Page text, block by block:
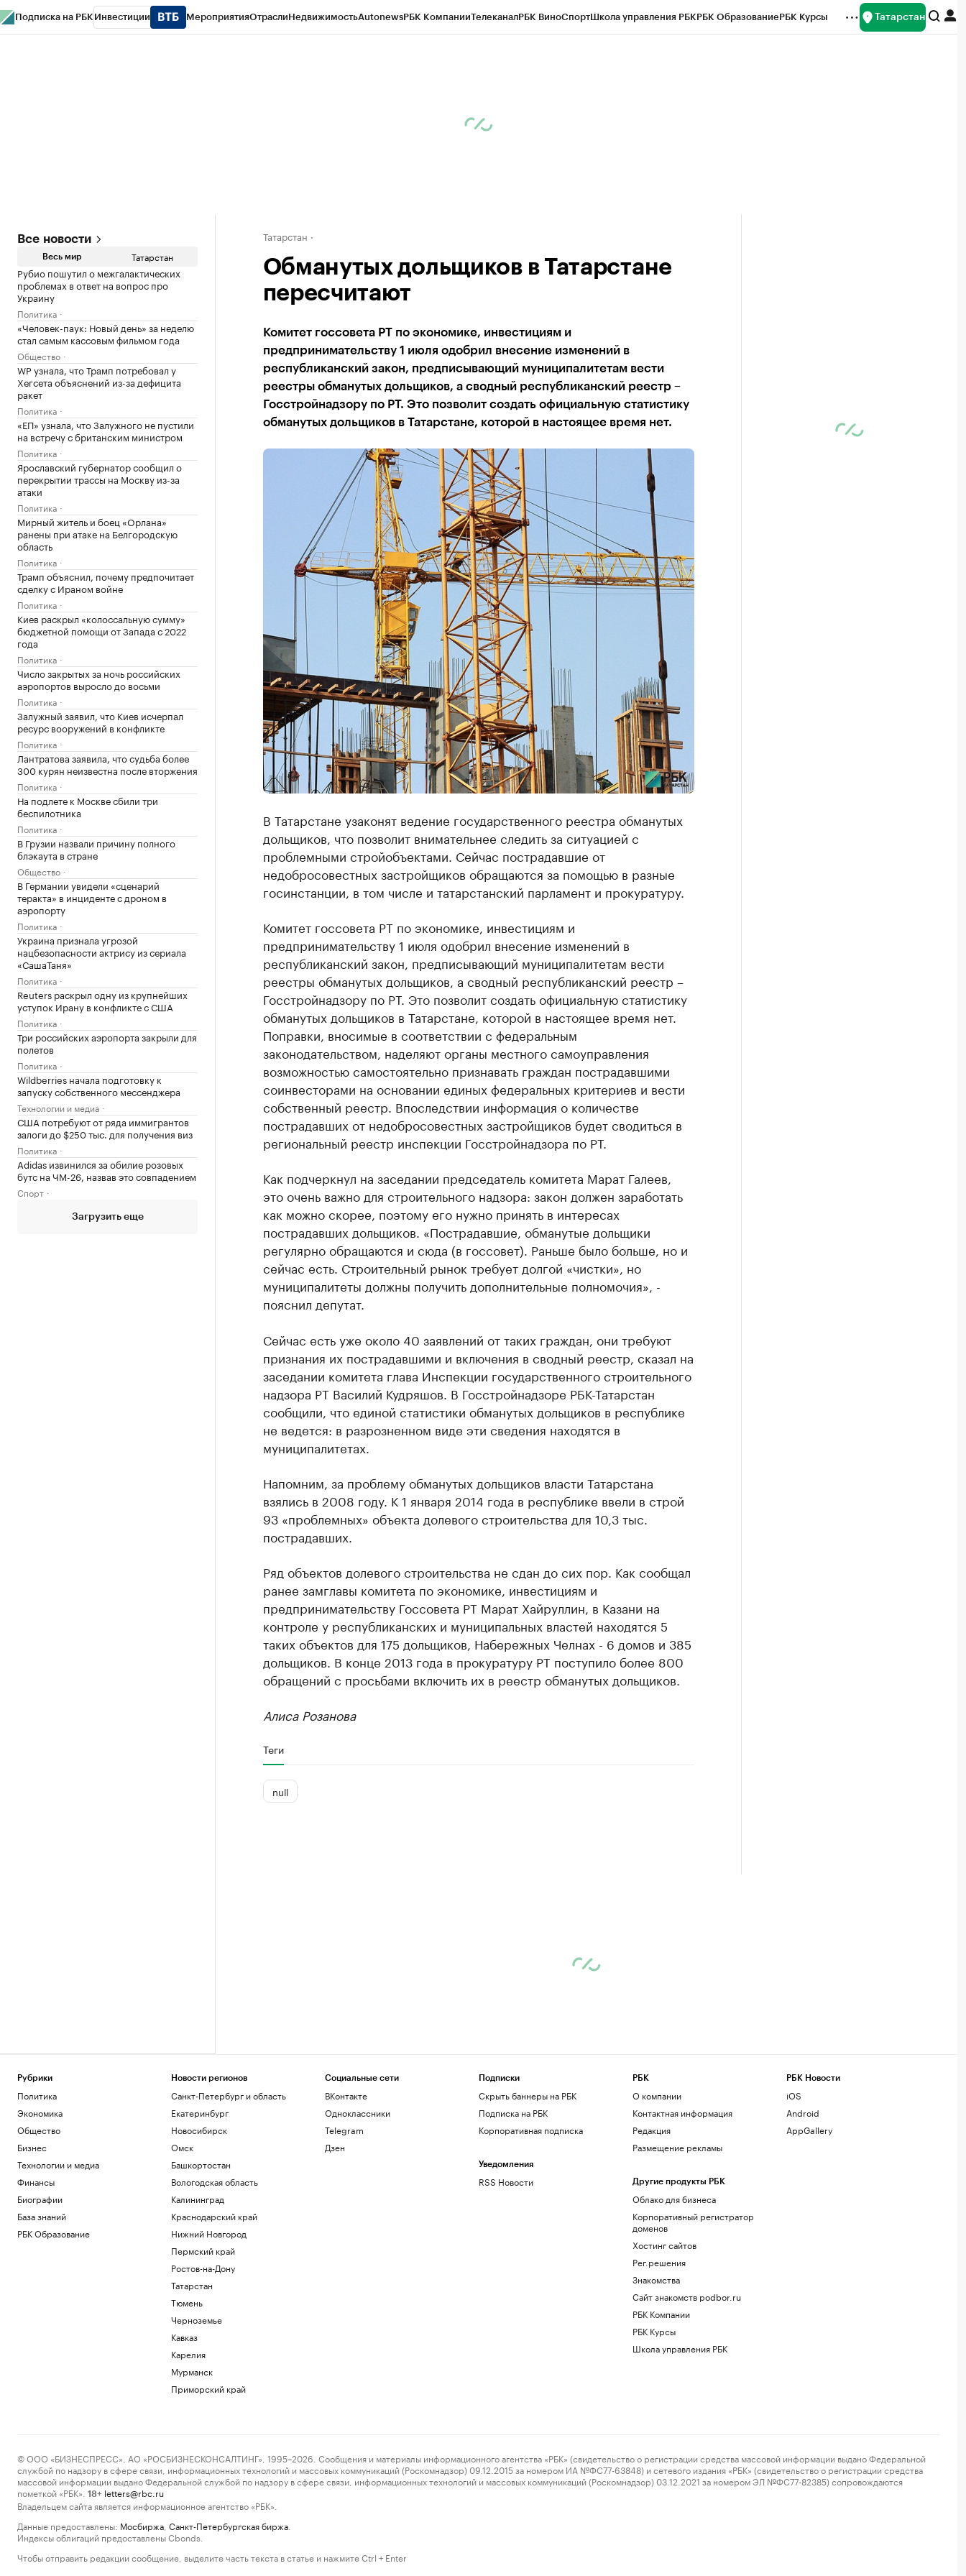
Подписка на РБК Инвестиции МероприятияОтраслиНедвижимостьAutonewsРБК КомпанииТелеканалРБК ВиноСпортШкола управления РБКРБК ОбразованиеРБК Курсы Татарстан
Все новости
Весь мир Татарстан
Рубио пошутил о межгалактических
проблемах в ответ на вопрос про
Украину
Политика
«Человек-паук: Новый день» за неделю
стал самым кассовым фильмом года
Общество
WP узнала, что Трамп потребовал у
Хегсета объяснений из-за дефицита
ракет
Политика
«ЕП» узнала, что Залужного не пустили
на встречу с британским министром
Политика
Ярославский губернатор сообщил о
перекрытии трассы на Москву из-за
атаки
Политика
Мирный житель и боец «Орлана»
ранены при атаке на Белгородскую
область
Политика
Трамп объяснил, почему предпочитает
сделку с Ираном войне
Политика
Киев раскрыл «колоссальную сумму»
бюджетной помощи от Запада с 2022
года
Политика
Число закрытых за ночь российских
аэропортов выросло до восьми
Политика
Залужный заявил, что Киев исчерпал
ресурс вооружений в конфликте
Политика
Лантратова заявила, что судьба более
300 курян неизвестна после вторжения
Политика
На подлете к Москве сбили три
беспилотника
Политика
В Грузии назвали причину полного
блэкаута в стране
Общество
В Германии увидели «сценарий
теракта» в инциденте с дроном в
аэропорту
Политика
Украина признала угрозой
нацбезопасности актрису из сериала
«СашаТаня»
Политика
Reuters раскрыл одну из крупнейших
уступок Ирану в конфликте с США
Политика
Три российских аэропорта закрыли для
полетов
Политика
Wildberries начала подготовку к
запуску собственного мессенджера
Технологии и медиа
США потребуют от ряда иммигрантов
залоги до $250 тыс. для получения виз
Политика
Adidas извинился за обилие розовых
бутс на ЧМ-26, назвав это совпадением
Спорт
Загрузить еще
Татарстан
Обманутых дольщиков в Татарстане
пересчитают
Комитет госсовета РТ по экономике, инвестициям и
предпринимательству 1 июля одобрил внесение изменений в
республиканский закон, предписывающий муниципалитетам вести
реестры обманутых дольщиков, а сводный республиканский реестр –
Госстройнадзору по РТ. Это позволит создать официальную статистику
обманутых дольщиков в Татарстане, которой в настоящее время нет.
В Татарстане узаконят ведение государственного реестра обманутых
дольщиков, что позволит внимательнее следить за ситуацией с
проблемными стройобъектами. Сейчас пострадавшие от
недобросовестных застройщиков обращаются за помощью в разные
госинстанции, в том числе и татарстанский парламент и прокуратуру.
Комитет госсовета РТ по экономике, инвестициям и
предпринимательству 1 июля одобрил внесение изменений в
республиканский закон, предписывающий муниципалитетам вести
реестры обманутых дольщиков, а сводный республиканский реестр –
Госстройнадзору по РТ. Это позволит создать официальную статистику
обманутых дольщиков в Татарстане, которой в настоящее время нет.
Поправки, вносимые в соответствии с федеральным
законодательством, наделяют органы местного самоуправления
возможностью самостоятельно признавать граждан пострадавшими
соинвесторами на основании единых федеральных критериев и вести
собственный реестр. Впоследствии информация о количестве
пострадавших от недобросовестных застройщиков будет сводиться в
региональный реестр инспекции Госстройнадзора по РТ.
Как подчеркнул на заседании председатель комитета Марат Галеев,
это очень важно для строительного надзора: закон должен заработать
как можно скорее, поэтому его нужно принять в интересах
пострадавших дольщиков. «Пострадавшие, обманутые дольщики
регулярно обращаются и сюда (в госсовет). Раньше было больше, но и
сейчас есть. Строительный рынок требует долгой «чистки», но
муниципалитеты должны получить дополнительные полномочия», -
пояснил депутат.
Сейчас есть уже около 40 заявлений от таких граждан, они требуют
признания их пострадавшими и включения в сводный реестр, сказал на
заседании комитета глава Инспекции государственного строительного
надзора РТ Василий Кудряшов. В Госстройнадзоре РБК-Татарстан
сообщили, что единой статистики обманутых дольщиков в республике
не ведется: в разрозненном виде эти сведения находятся в
муниципалитетах.
Напомним, за проблему обманутых дольщиков власти Татарстана
взялись в 2008 году. К 1 января 2014 года в республике ввели в строй
93 «проблемных» объекта долевого строительства для 10,3 тыс.
пострадавших.
Ряд объектов долевого строительства не сдан до сих пор. Как сообщал
ранее замглавы комитета по экономике, инвестициям и
предпринимательству Госсовета РТ Марат Хайруллин, в Казани на
контроле у республиканских и муниципальных властей находятся 5
таких объектов для 175 дольщиков, Набережных Челнах - 6 домов и 385
дольщиков. В конце 2013 года в прокуратуру РТ поступило более 800
обращений с просьбами включить их в реестр обманутых дольщиков.
Алиса Розанова
Теги
null
Рубрики
Политика
Экономика
Общество
Бизнес
Технологии и медиа
Финансы
Биографии
База знаний
РБК Образование
Новости регионов
Санкт-Петербург и область
Екатеринбург
Новосибирск
Омск
Башкортостан
Вологодская область
Калининград
Краснодарский край
Нижний Новгород
Пермский край
Ростов-на-Дону
Татарстан
Тюмень
Черноземье
Кавказ
Карелия
Мурманск
Приморский край
Социальные сети
ВКонтакте
Одноклассники
Telegram
Дзен
Подписки
Скрыть баннеры на РБК
Подписка на РБК
Корпоративная подписка
Уведомления
RSS Новости
РБК
О компании
Контактная информация
Редакция
Размещение рекламы
Другие продукты РБК
Облако для бизнеса
Корпоративный регистратор
доменов
Хостинг сайтов
Рег.решения
Знакомства
Сайт знакомств podbor.ru
РБК Компании
РБК Курсы
Школа управления РБК
РБК Новости
iOS
Android
AppGallery
© ООО «БИЗНЕСПРЕСС», АО «РОСБИЗНЕСКОНСАЛТИНГ», 1995–2026. Сообщения и материалы информационного агентства «РБК» (свидетельство о регистрации средства массовой информации выдано Федеральной
службой по надзору в сфере связи, информационных технологий и массовых коммуникаций (Роскомнадзор) 09.12.2015 за номером ИА №ФС77-63848) и сетевого издания «РБК» (свидетельство о регистрации средства
массовой информации выдано Федеральной службой по надзору в сфере связи, информационных технологий и массовых коммуникаций (Роскомнадзор) 03.12.2021 за номером ЭЛ №ФС77-82385) сопровождаются
пометкой «РБК».
18+ letters@rbc.ru
Владельцем сайта является информационное агентство «РБК».
Данные предоставлены: Мосбиржа Санкт-Петербургская биржа
Индексы облигаций предоставлены Cbonds.
Чтобы отправить редакции сообщение, выделите часть текста в статье и нажмите Ctrl + Enter